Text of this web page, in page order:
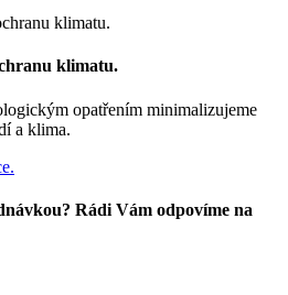
klimatu.
opatřením minimalizujeme
a klima.
Rádi Vám odpovíme na